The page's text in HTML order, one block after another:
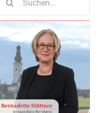
nach: